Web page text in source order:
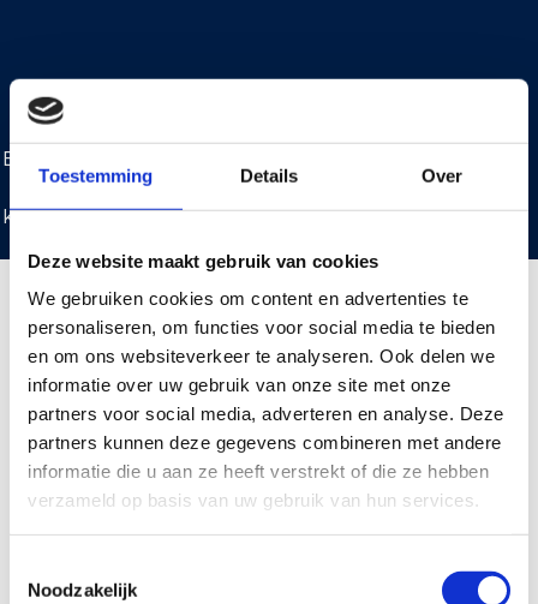
Toestemming Details Over
Deze website maakt gebruik van cookies
We gebruiken cookies om content en advertenties te
personaliseren, om functies voor social media te bieden
en om ons websiteverkeer te analyseren. Ook delen we
informatie over uw gebruik van onze site met onze
partners voor social media, adverteren en analyse. Deze
partners kunnen deze gegevens combineren met andere
informatie die u aan ze heeft verstrekt of die ze hebben
verzameld op basis van uw gebruik van hun services.
Noodzakelijk
Afspraak maken
Benieuwd naar de mogelijkheden voor een tuinhuis,
overkapping of schutting? Wil je op dezelfde dag
komen, bel met ons voor de mogelijkheden op 013-